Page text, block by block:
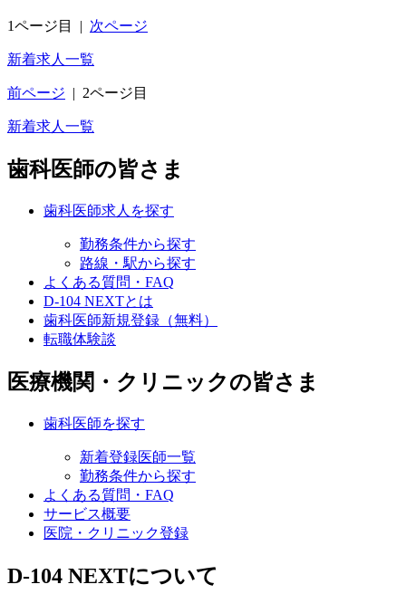
1ページ目 次ページ
新着求人一覧
前ページ 2ページ目
新着求人一覧
歯科医師の皆さま
歯科医師求人を探す
勤務条件から探す
路線・駅から探す
よくある質問・FAQ
D-104 NEXTとは
歯科医師新規登録（無料）
転職体験談
医療機関・クリニックの皆さま
歯科医師を探す
新着登録医師一覧
勤務条件から探す
よくある質問・FAQ
サービス概要
医院・クリニック登録
D-104 NEXTについて